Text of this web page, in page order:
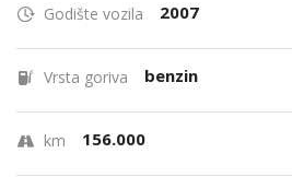
Godište vozila 2007
Vrsta goriva benzin
km 156.000